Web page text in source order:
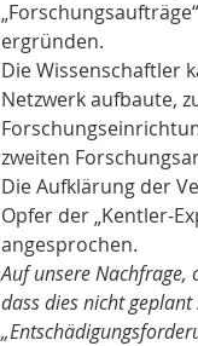
ergründen.
Die Wissenschaftler
Netzwerk aufbaute,
zweiten
Die Aufklärung der
Opfer der „Kentler-
angesprochen.
Auf unsere Nachfrage,
dass dies nicht